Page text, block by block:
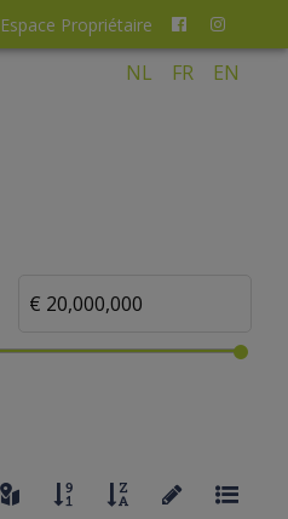
Espace Propriétaire
NL FR EN